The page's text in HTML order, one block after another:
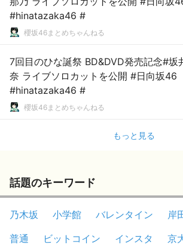
#hinatazaka46 #
櫻坂46まとめちゃんねる
7回目のひな誕祭 BD&DVD発売記念#坂
奈 ライブソロカットを公開 #日向坂46
#hinatazaka46 #
櫻坂46まとめちゃんねる
もっと見る
話題のキーワード
乃木坂 小学館 バレンタイン 岸
普通
ビットコイン インスタ 京